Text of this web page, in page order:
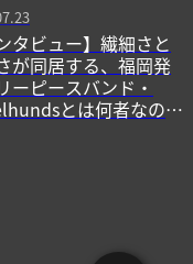
タビュー】繊細さと
が同居する、福岡発
ーピースバンド・
とは何者なの